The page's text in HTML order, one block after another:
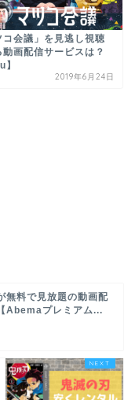
コ会議」を見逃し視聴
動画配信サービスは？
】
2019年6月24日
無料で見放題の動画配
Abemaプレミアム...